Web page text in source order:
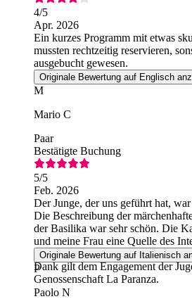
4/5
Apr. 2026
Ein kurzes Programm mit etwas
mussten rechtzeitig reservieren,
ausgebucht gewesen.
Originale Bewertung auf Englisch
M
Mario C
Paar
Bestätigte Buchung
5/5
Feb. 2026
Der Junge, der uns geführt hat,
Die Beschreibung der
der Basilika war sehr schön. Die
und meine Frau eine Quelle des
und gegenwärtige Geschichte des
Dank gilt dem Engagement der
Genossenschaft La Paranza.
Originale Bewertung auf Italienisch
P
Paolo N